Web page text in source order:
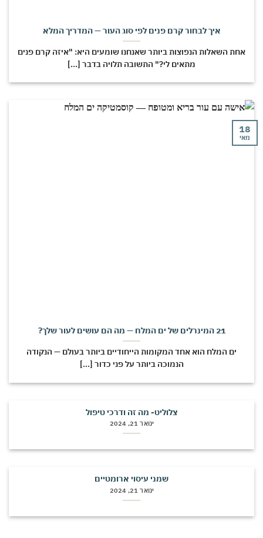
איך לבחור קרם פנים לפי סוג העור — המדריך המלא
אחת השאלות הנפוצות ביותר שאנחנו שומעים היא: "איזה קרם פנים
מתאים לי?" התשובה תלויה בדבר [...]
ים המלח הוא אחד המקומות הייחודיים ביותר בעולם — הנקודה
הנמוכה ביותר על פני כדור [...]
צלוליט- מה זה ודרכי טיפול
שמני עיסוי ארומטיים